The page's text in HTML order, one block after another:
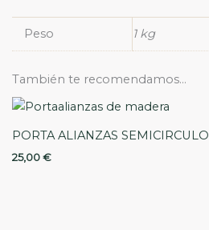
Peso 1 kg
También te recomendamos…
PORTA ALIANZAS SEMICIRCULO
25,00€